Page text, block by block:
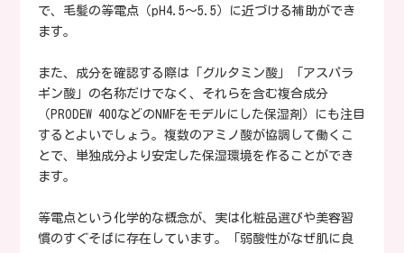
で、毛髪の等電点（pH4.5〜5.5）に近づける補助ができ
ます。
また、成分を確認する際は「グルタミン酸」「アスパラ
ギン酸」の名称だけでなく、それらを含む複合成分
（PRODEW 400などのNMFをモデルにした保湿剤）にも注目
するとよいでしょう。複数のアミノ酸が協調して働くこ
とで、単独成分より安定した保湿環境を作ることができ
ます。
等電点という化学的な概念が、実は化粧品選びや美容習
慣のすぐそばに存在しています。「弱酸性がなぜ肌に良